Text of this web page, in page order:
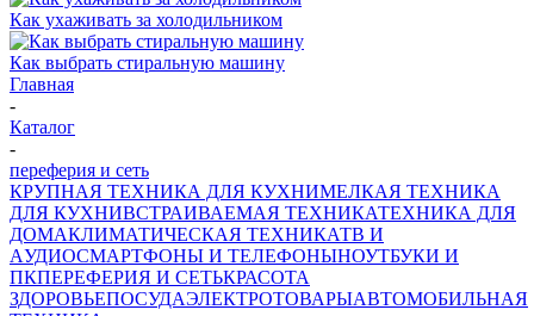
Как ухаживать за холодильником
Как выбрать стиральную машину
Главная
-
Каталог
-
переферия и сеть
КРУПНАЯ ТЕХНИКА ДЛЯ КУХНИМЕЛКАЯ ТЕХНИКА
ДЛЯ КУХНИВСТРАИВАЕМАЯ ТЕХНИКАТЕХНИКА ДЛЯ
ДОМАКЛИМАТИЧЕСКАЯ ТЕХНИКАТВ И
AУДИОСМАРТФОНЫ И ТЕЛЕФОНЫНОУТБУКИ И
ПКПЕРЕФЕРИЯ И СЕТЬКРАСОТА
ЗДОРОВЬЕПОСУДАЭЛЕКТРОТОВАРЫАВТОМОБИЛЬНАЯ